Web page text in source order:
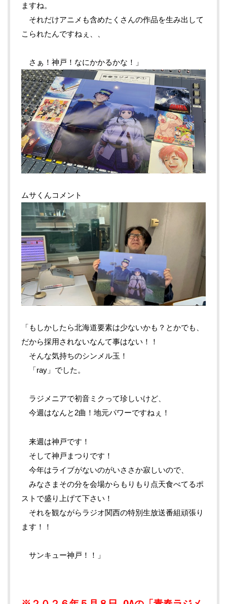
ますね。
それだけアニメも含めたくさんの作品を生み出して
こられたんですねぇ、、
さぁ！神戸！なにかかるかな！」
ムサくんコメント
「もしかしたら北海道要素は少ないかも？とかでも、
だから採用されないなんて事はない！！
そんな気持ちのシンメル玉！
「ray」でした。
ラジメニアで初音ミクって珍しいけど、
今週はなんと2曲！地元パワーですねぇ！
来週は神戸です！
そして神戸まつりです！
今年はライブがないのがいささか寂しいので、
みなさまその分を会場からもりもり点天食べてるポ
ストで盛り上げて下さい！
それを観ながらラジオ関西の特別生放送番組頑張り
ます！！
サンキュー神戸！！」